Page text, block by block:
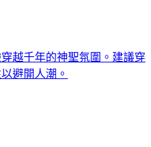
越千年的神聖氛圍。建議穿
避開人潮。